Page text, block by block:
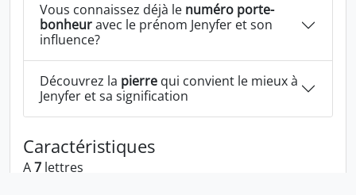
Vous connaissez déjà le numéro porte-
bonheuravec le prénom Jenyfer et son
influence?
Découvrez la pierre qui convient le mieux à
Jenyfer et sa signification
Caractéristiques
A7 lettres